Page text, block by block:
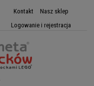
Kontakt
Nasz sklep
Logowanie i rejestracja